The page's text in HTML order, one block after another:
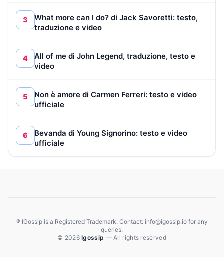
3
What more can I do? di Jack Savoretti: testo,
traduzione e video
4
All of me di John Legend, traduzione, testo e
video
5
Non è amore di Carmen Ferreri: testo e video
ufficiale
6
Bevanda di Young Signorino: testo e video
ufficiale
® IGossip is a Registered Trademark. Contact: info@igossip.io for any
queries.
© 2026Igossip — All rights reserved